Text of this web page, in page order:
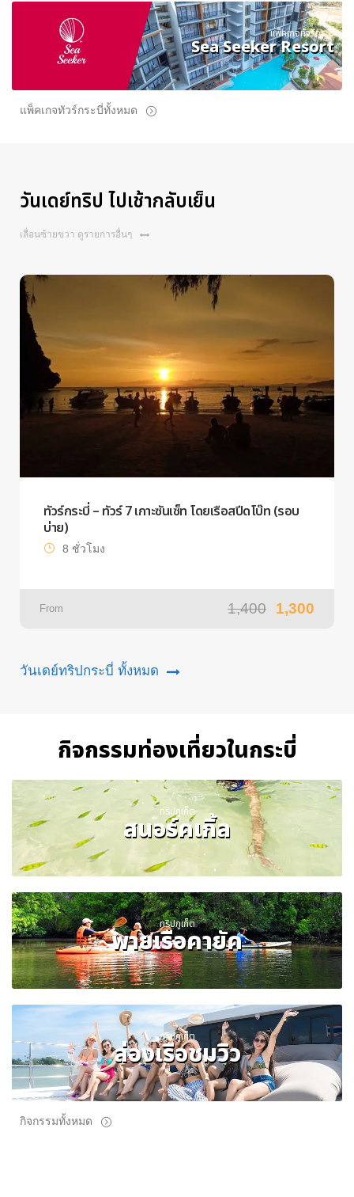
แพ็คเกจทัวร์กระบี่
Sea Seeker Resort
แพ็คเกจทัวร์กระบี่ทั้งหมด
วันเดย์ทริป ไปเช้ากลับเย็น
เลื่อนซ้ายขวา ดูรายการอื่นๆ
ทัวร์กระบี่ – ทัวร์ 7 เกาะซันเซ็ท โดยเรือสปีดโบ๊ท (รอบ
บ่าย)
8 ชั่วโมง
From 1,400 1,300
วันเดย์ทริปกระบี่ ทั้งหมด
กิจกรรมท่องเที่ยวในกระบี่
ทริปภูเก็ต
สนอร์คเกิ้ล
ทริปภูเก็ต
พายเรือคายัค
ทริปภูเก็ต
ล่องเรือชมวิว
กิจกรรมทั้งหมด